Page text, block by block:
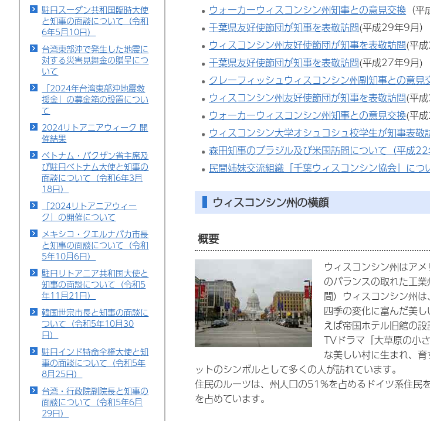
駐日スーダン共和国臨時大使
と知事の面談について（令和
6年5月10日）
台湾東部沖で発生した地震に
対する災害見舞金の贈呈につ
いて
「2024年台湾東部沖地震救
援金」の募金箱の設置につい
て
2024リトアニアウィーク 開
催結果
ベトナム・バクザン省主席及
び駐日ベトナム大使と知事の
面談について（令和6年3月
18日）
「2024リトアニアウィー
ク」の開催について
メキシコ・クエルナバカ市長
と知事の面談について（令和
5年10月6日）
駐日リトアニア共和国大使と
知事の面談について（令和5
年11月21日）
韓国世宗市長と知事の面談に
ついて（令和5年10月30
日）
駐日インド特命全権大使と知
事の面談について（令和5年
8月25日）
台湾・行政院副院長と知事の
面談について（令和5年6月
29日）
ウォーカーウィスコンシン州知事との意見交換 （
千葉県友好使節団が知事を表敬訪問(平成29年9月）
ウィスコンシン州友好使節団が知事を表敬訪問(平
千葉県友好使節団が知事を表敬訪問(平成27年9月)
クレーフィッシュウィスコンシン州副知事との意見
ウィスコンシン州友好使節団が知事を表敬訪問(平
ウォーカーウィスコンシン州知事との意見交換(平
ウィスコンシン大学オシュコシュ校学生が知事表敬
森田知事のブラジル及び米国訪問について（平成22
民間姉妹交流組織「千葉ウィスコンシン協会」につ
ウィスコンシン州の横顔
概要
ウィスコンシン州はア
のバランスの取れた工
間）ウィスコンシン州
四季の変化に富んだ美
えば帝国ホテル旧館の
TVドラマ「大草原の小
な美しい村に生まれ、
ットのシンボルとして多くの人が訪れています。
住民のルーツは、州人口の51%を占めるドイツ系住民
を占めています。